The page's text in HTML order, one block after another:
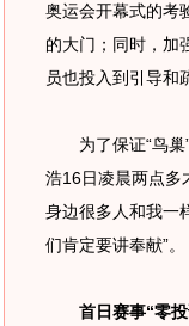
奥运会开幕式的考
的大门；同时，加
员也投入到引导和
为了保证“鸟巢”
浩16日凌晨两点多
身边很多人和我一
们肯定要讲奉献”。
首日赛事“零